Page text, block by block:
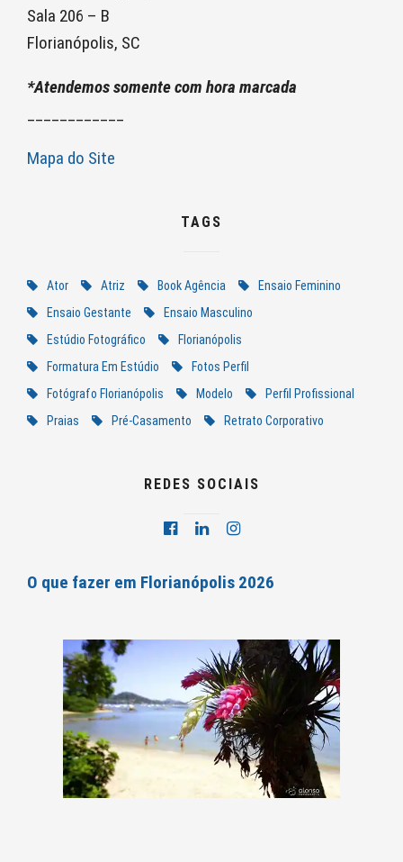
Sala 206 – B
Florianópolis, SC
*Atendemos somente com hora marcada
Mapa do Site
TAGS
Ator Atriz Book Agência
Ensaio Feminino
Ensaio Gestante
Ensaio Masculino
Estúdio Fotográfico
Florianópolis
Formatura Em Estúdio
Fotos Perfil
Fotógrafo Florianópolis
Modelo
Perfil Profissional
Praias
Pré-Casamento Retrato Corporativo
REDES SOCIAIS
O que fazer em Florianópolis 2026